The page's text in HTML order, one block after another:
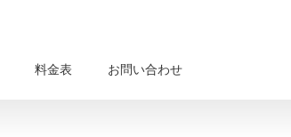
料金表 お問い合わせ